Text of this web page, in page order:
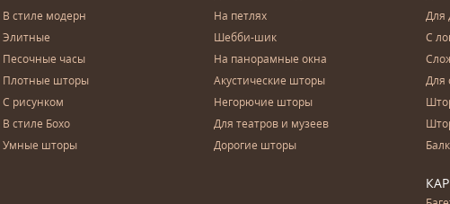
В стиле модерн
Элитные
Песочные часы
Плотные шторы
С рисунком
В стиле Бохо
Умные шторы
На петлях
Шебби-шик
На панорамные окна
Акустические шторы
Негорючие шторы
Для театров и музеев
Дорогие шторы
Для
С
Для